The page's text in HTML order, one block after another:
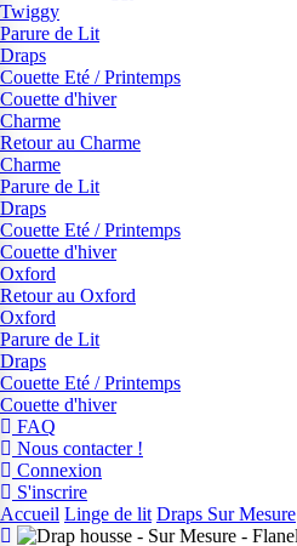
Twiggy
Parure de Lit
Draps
Couette Eté / Printemps
Couette d'hiver
Charme
Retour au Charme
Charme
Parure de Lit
Draps
Couette Eté / Printemps
Couette d'hiver
Oxford
Retour au Oxford
Oxford
Parure de Lit
Draps
Couette Eté / Printemps
Couette d'hiver
FAQ
Nous contacter !
Connexion
S'inscrire
Accueil Linge de lit Draps Sur Mesure